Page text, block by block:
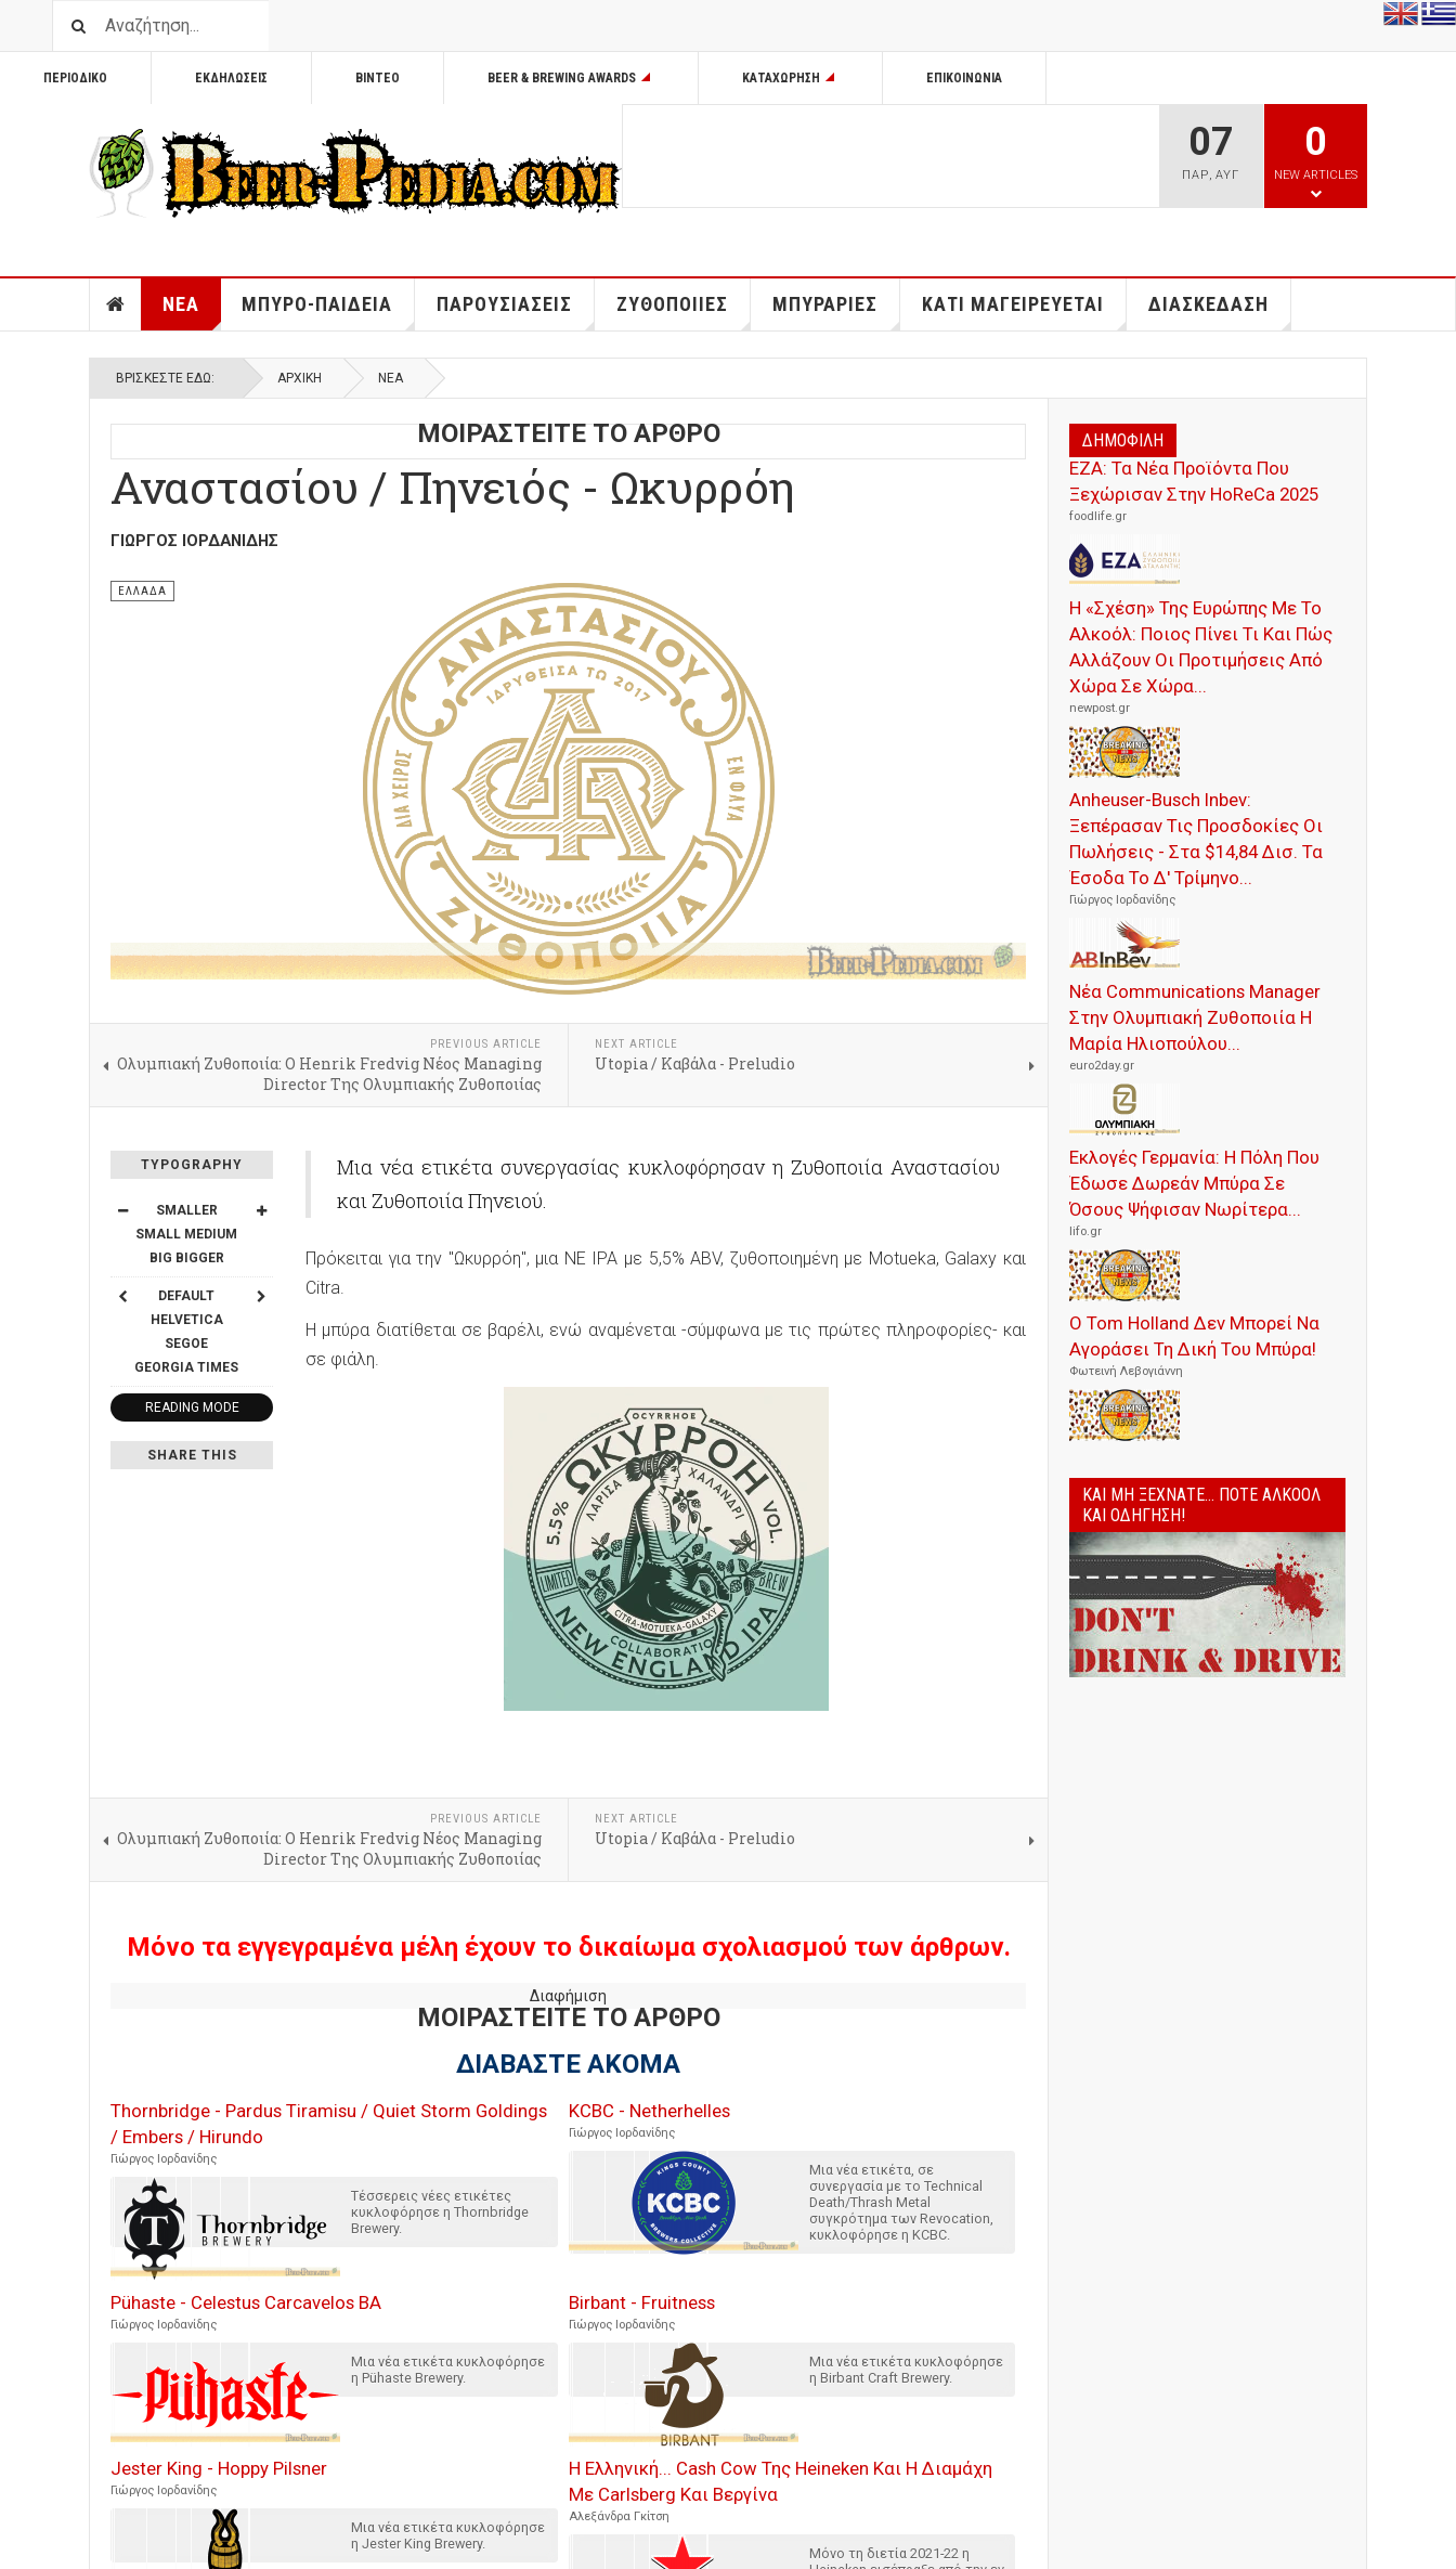
ΠΕΡΙΟΔΙΚΟ ΕΚΔΗΛΩΣΕΙΣ ΒΙΝΤΕΟ BEER & BREWING AWARDS ΚΑΤΑΧΩΡΗΣΗ ΕΠΙΚΟΙΝΩΝΊΑ
07
ΠΑΡ,ΑΥΓ
0
NEW ARTICLES
ΝΕΑ ΜΠΥΡΟ-ΠΑΙΔΕΙΑ ΠΑΡΟΥΣΙΑΣΕΙΣ ΖΥΘΟΠΟΙΙΕΣ ΜΠΥΡΑΡΙΕΣ ΚΑΤΙ ΜΑΓΕΙΡΕΥΕΤΑΙ ΔΙΑΣΚΕΔΑΣΗ
ΒΡΊΣΚΕΣΤΕ ΕΔΏ: ΑΡΧΙΚΉ ΝΕΑ
ΜΟΙΡΑΣΤΕΙΤΕ ΤΟ ΑΡΘΡΟ
Αναστασίου / Πηνειός - Ωκυρρόη
ΓΙΏΡΓΟΣ ΙΟΡΔΑΝΊΔΗΣ
ΕΛΛΑΔΑ
PREVIOUS ARTICLE
Ολυμπιακή Ζυθοποιία: Ο Henrik Fredvig Νέος Managing
Director Της Ολυμπιακής Ζυθοποιίας
NEXT ARTICLE
Utopia / Καβάλα - Preludio
TYPOGRAPHY
SMALLER
SMALL MEDIUM
BIG BIGGER
DEFAULT
HELVETICA
SEGOE
GEORGIA TIMES
READING MODE
SHARE THIS
Μια νέα ετικέτα συνεργασίας κυκλοφόρησαν η Ζυθοποιία Αναστασίου
και Ζυθοποιία Πηνειού.
Πρόκειται για την "Ωκυρρόη", μια NE IPA με 5,5% ABV, ζυθοποιημένη με Motueka, Galaxy και
Citra.
Η μπύρα διατίθεται σε βαρέλι, ενώ αναμένεται -σύμφωνα με τις πρώτες πληροφορίες- και
σε φιάλη.
PREVIOUS ARTICLE
Ολυμπιακή Ζυθοποιία: Ο Henrik Fredvig Νέος Managing
Director Της Ολυμπιακής Ζυθοποιίας
NEXT ARTICLE
Utopia / Καβάλα - Preludio
Μόνο τα εγγεγραμένα μέλη έχουν το δικαίωμα σχολιασμού των άρθρων.
Διαφήμιση
ΜΟΙΡΑΣΤΕΙΤΕ ΤΟ ΑΡΘΡΟ
ΔΙΑΒΑΣΤΕ ΑΚΟΜΑ
Thornbridge - Pardus Tiramisu / Quiet Storm Goldings
/ Embers / Hirundo
Γιώργος Ιορδανίδης
Τέσσερεις νέες ετικέτες
κυκλοφόρησε η Thornbridge
Brewery.
KCBC - Netherhelles
Γιώργος Ιορδανίδης
Μια νέα ετικέτα, σε
συνεργασία με το Technical
Death/Thrash Metal
συγκρότημα των Revocation,
κυκλοφόρησε η KCBC.
Pühaste - Celestus Carcavelos BA
Γιώργος Ιορδανίδης
Μια νέα ετικέτα κυκλοφόρησε
η Pühaste Brewery.
Birbant - Fruitness
Γιώργος Ιορδανίδης
Μια νέα ετικέτα κυκλοφόρησε
η Birbant Craft Brewery.
Jester King - Hoppy Pilsner
Γιώργος Ιορδανίδης
Μια νέα ετικέτα κυκλοφόρησε
η Jester King Brewery.
Η Ελληνική... Cash Cow Της Heineken Και Η Διαμάχη
Με Carlsberg Και Βεργίνα
Αλεξάνδρα Γκίτση
Μόνο τη διετία 2021-22 η
ΔΗΜΟΦΙΛΗ
ΕΖΑ: Τα Νέα Προϊόντα Που
Ξεχώρισαν Στην HoReCa 2025
foodlife.gr
Η «Σχέση» Της Ευρώπης Με Το
Αλκοόλ: Ποιος Πίνει Τι Και Πώς
Αλλάζουν Οι Προτιμήσεις Από
Χώρα Σε Χώρα...
newpost.gr
Anheuser-Busch Inbev:
Ξεπέρασαν Τις Προσδοκίες Οι
Πωλήσεις - Στα $14,84 Δισ. Τα
Έσοδα Το Δ' Τρίμηνο...
Γιώργος Ιορδανίδης
Νέα Communications Manager
Στην Ολυμπιακή Ζυθοποιία Η
Μαρία Ηλιοπούλου...
euro2day.gr
Εκλογές Γερμανία: Η Πόλη Που
Έδωσε Δωρεάν Μπύρα Σε
Όσους Ψήφισαν Νωρίτερα...
lifo.gr
Ο Tom Holland Δεν Μπορεί Να
Αγοράσει Τη Δική Του Μπύρα!
Φωτεινή Λεβογιάννη
ΚΑΙ ΜΗ ΞΕΧΝΆΤΕ... ΠΟΤΈ ΑΛΚΟΌΛ
ΚΑΙ ΟΔΉΓΗΣΗ!